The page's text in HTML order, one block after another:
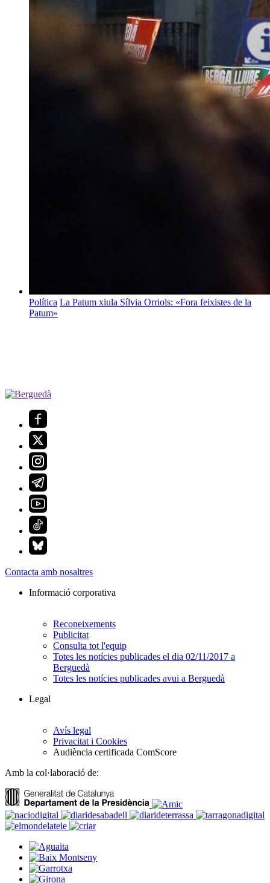
Política La Patum xiula Sílvia Orriols: «Fora feixistes de la
Patum»
Contacta amb nosaltres
Informació corporativa
Reconeixements
Publicitat
Consulta tot l'equip
Totes les notícies publicades el dia 02/11/2017 a
Berguedà
Totes les notícies publicades avui a Berguedà
Legal
Avís legal
Privacitat i Cookies
Audiència certificada ComScore
Amb la col·laboració de: